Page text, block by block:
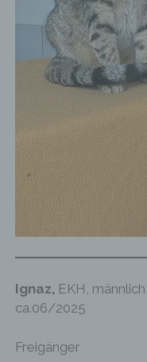
Ignaz, EKH,
ca.06/2025
Freigänger
Internetseite
Erfassung von
Informationen
Die Internetseite
Internetseite durch
automatisiertes
allgemeinen Daten
allgemeinen Daten
den Logfiles des
werden können
und Versionen, (2)
verwendete
von welcher ein
Internetseite
Unterwebseiten,
werden, (5) das
Zugriffs auf die
Protokoll-Adresse
(8) sonstige
der